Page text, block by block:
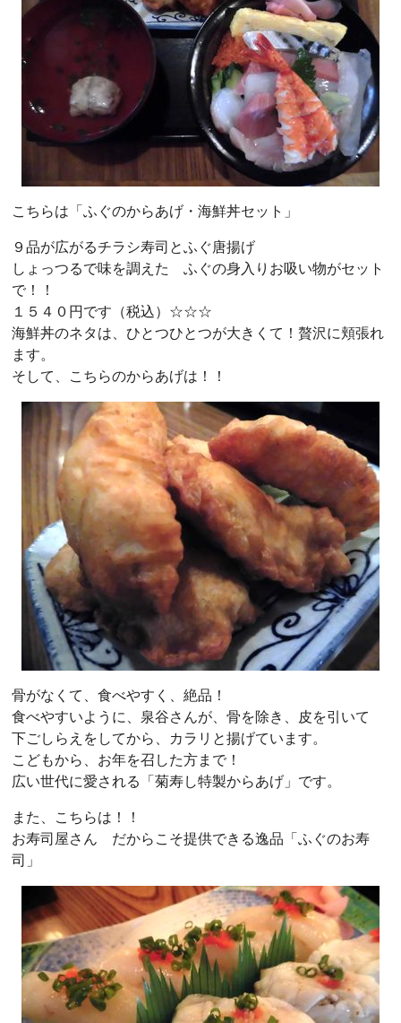
こちらは「ふぐのからあげ・海鮮丼セット」
９品が広がるチラシ寿司とふぐ唐揚げ
しょっつるで味を調えた ふぐの身入りお吸い物がセット
で！！
１５４０円です（税込）☆☆☆
海鮮丼のネタは、ひとつひとつが大きくて！贅沢に頬張れ
ます。
そして、こちらのからあげは！！
骨がなくて、食べやすく、絶品！
食べやすいように、泉谷さんが、骨を除き、皮を引いて
下ごしらえをしてから、カラリと揚げています。
こどもから、お年を召した方まで！
広い世代に愛される「菊寿し特製からあげ」です。
また、こちらは！！
お寿司屋さん だからこそ提供できる逸品「ふぐのお寿
司」